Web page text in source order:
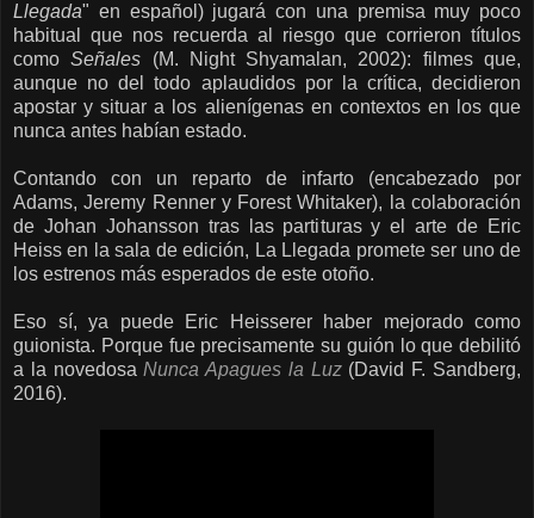
Llegada" en español) jugará con una premisa muy poco
habitual que nos recuerda al riesgo que corrieron títulos
comoSeñales (M. Night Shyamalan, 2002): filmes que,
aunque no del todo aplaudidos por la crítica, decidieron
apostar y situar a los alienígenas en contextos en los que
nunca antes habían estado.
Contando con un reparto de infarto (encabezado por
Adams, Jeremy Renner y Forest Whitaker), la colaboración
de Johan Johansson tras las partituras y el arte de Eric
Heiss en la sala de edición, La Llegada promete ser uno de
los estrenos más esperados de este otoño.
Eso sí, ya puede Eric Heisserer haber mejorado como
guionista. Porque fue precisamente su guión lo que debilitó
a la novedosaNunca Apagues la Luz(David F. Sandberg,
2016).